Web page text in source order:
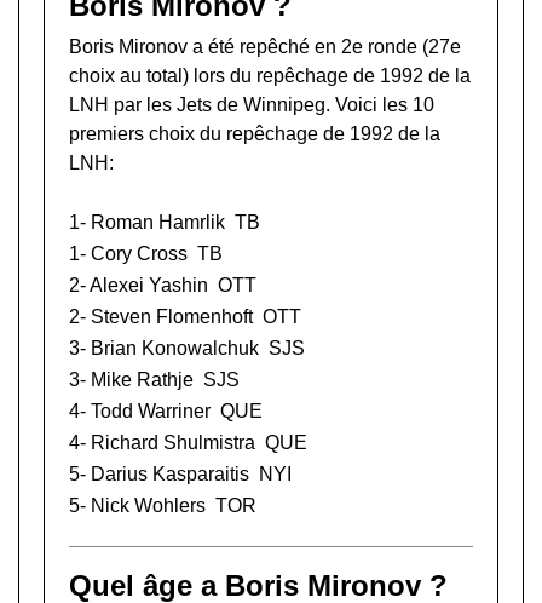
Boris Mironov a été repêché en 2e ronde (27e
choix au total) lors du repêchage de 1992 de la
LNH par les Jets de Winnipeg. Voici les 10
premiers choix du repêchage de 1992 de la
LNH:
1- Roman Hamrlik TB
1- Cory Cross TB
2-Alexei Yashin OTT
2- Steven Flomenhoft OTT
3- Brian Konowalchuk SJS
3- Mike Rathje SJS
4- Todd Warriner QUE
4- Richard Shulmistra QUE
5- Darius Kasparaitis NYI
5- Nick Wohlers TOR
Quel âge a Boris Mironov ?